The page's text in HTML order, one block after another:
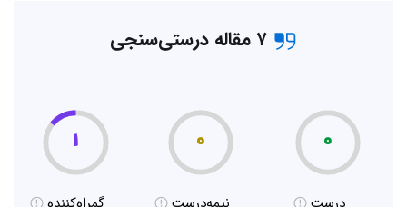
۷ مقاله درستی‌سنجی
۰ ۰ ۱